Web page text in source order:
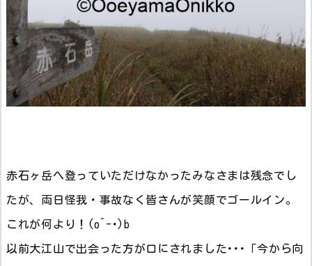
赤石ヶ岳へ登っていただけなかったみなさまは残念でし
たが、両日怪我・事故なく皆さんが笑顔でゴールイン。
これが何より！(o^-･)b
以前大江山で出会った方が口にされました･･･「今から向